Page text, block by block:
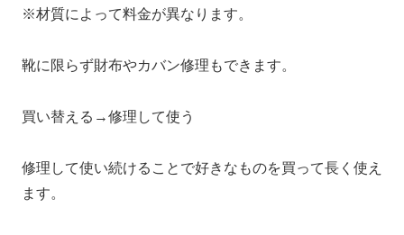
※材質によって料金が異なります。
靴に限らず財布やカバン修理もできます。
買い替える→修理して使う
修理して使い続けることで好きなものを買って長く使え
ます。